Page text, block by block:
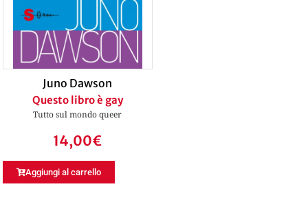
Juno Dawson
Questo libro è gay
Tutto sul mondo queer
14,00€
Aggiungi al carrello